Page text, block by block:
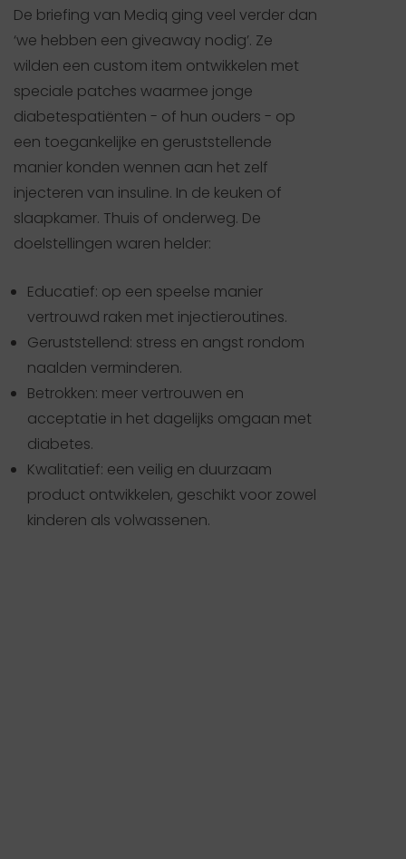
De briefing van Mediq ging veel verder dan
‘we hebben een giveaway nodig’. Ze
wilden een custom item ontwikkelen met
speciale patches waarmee jonge
diabetespatiënten - of hun ouders - op
een toegankelijke en geruststellende
manier konden wennen aan het zelf
injecteren van insuline. In de keuken of
slaapkamer. Thuis of onderweg. De
doelstellingen waren helder:
Educatief: op een speelse manier
vertrouwd raken met injectieroutines.
Geruststellend: stress en angst rondom
naalden verminderen.
Betrokken: meer vertrouwen en
acceptatie in het dagelijks omgaan met
diabetes.
Kwalitatief: een veilig en duurzaam
product ontwikkelen, geschikt voor zowel
kinderen als volwassenen.